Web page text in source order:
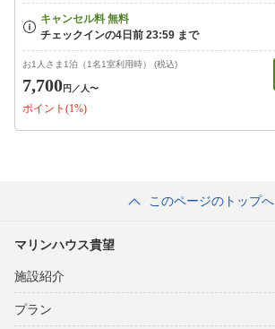
お1人さま1泊（1名1室利用時） (税込)
7,700円 ／人〜
ポイント(1%)
このページのトップへ
マリンハウス貴望
施設紹介
プラン